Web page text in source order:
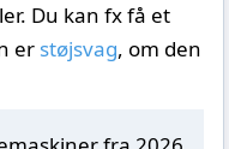
Du kan fx få et
er støjsvag, om den